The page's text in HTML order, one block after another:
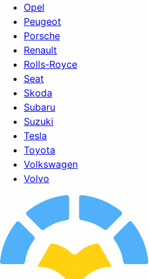
Opel
Peugeot
Porsche
Renault
Rolls-Royce
Seat
Skoda
Subaru
Suzuki
Tesla
Toyota
Volkswagen
Volvo